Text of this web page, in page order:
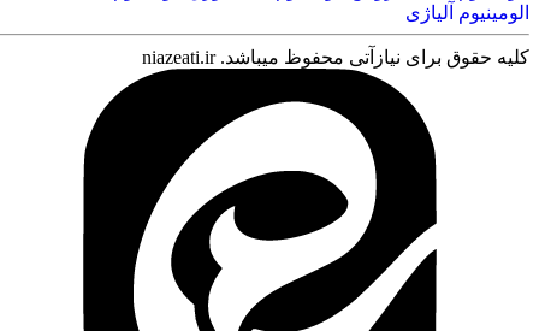
الومینیوم آلیاژی
کلیه حقوق برای نیازآتی محفوظ میباشد. niazeati.ir